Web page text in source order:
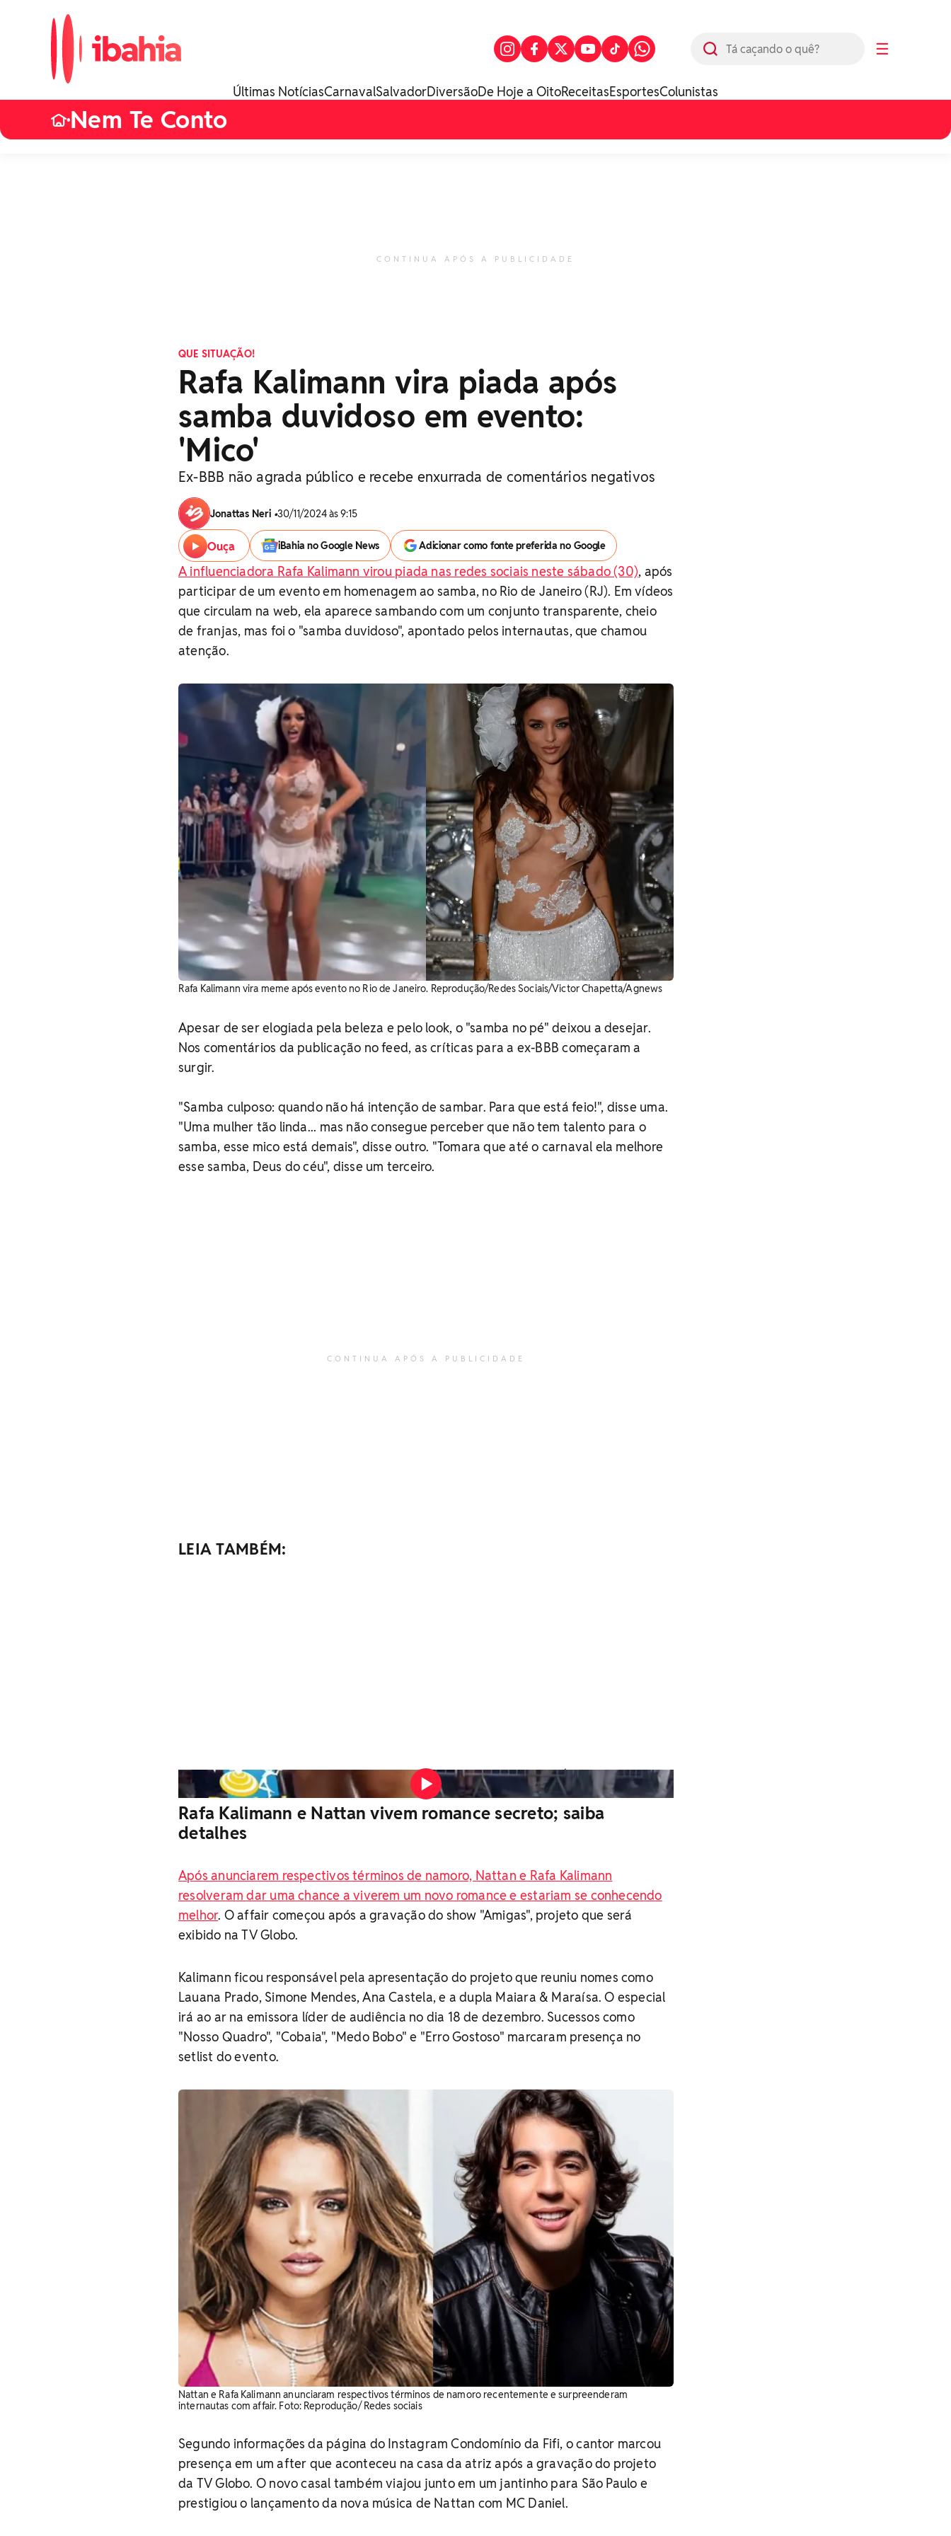
☰
Últimas NotíciasCarnavalSalvadorDiversãoDe Hoje a OitoReceitasEsportesColunistas
•Nem Te Conto
CONTINUA APÓS A PUBLICIDADE
QUE SITUAÇÃO!
Rafa Kalimann vira piada após
samba duvidoso em evento:
'Mico'
Ex-BBB não agrada público e recebe enxurrada de comentários negativos
Jonattas Neri •30/11/2024 às 9:15
Ouça iBahia no Google News Adicionar como fonte preferida no Google
A influenciadora Rafa Kalimann virou piada nas redes sociais neste sábado (30), após
participar de um evento em homenagem ao samba, no Rio de Janeiro (RJ). Em vídeos
que circulam na web, ela aparece sambando com um conjunto transparente, cheio
de franjas, mas foi o "samba duvidoso", apontado pelos internautas, que chamou
atenção.
Rafa Kalimann vira meme após evento no Rio de Janeiro. Reprodução/Redes Sociais/Victor Chapetta/Agnews
Apesar de ser elogiada pela beleza e pelo look, o "samba no pé" deixou a desejar.
Nos comentários da publicação no feed, as críticas para a ex-BBB começaram a
surgir.
"Samba culposo: quando não há intenção de sambar. Para que está feio!", disse uma.
"Uma mulher tão linda... mas não consegue perceber que não tem talento para o
samba, esse mico está demais", disse outro. "Tomara que até o carnaval ela melhore
esse samba, Deus do céu", disse um terceiro.
CONTINUA APÓS A PUBLICIDADE
LEIA TAMBÉM:
Rafa Kalimann vira meme após evento no Rio de Janeiro Reprodução/Redes Sociais
Rafa Kalimann e Nattan vivem romance secreto; saiba
detalhes
Após anunciarem respectivos términos de namoro, Nattan e Rafa Kalimann
resolveram dar uma chance a viverem um novo romance e estariam se conhecendo
melhor. O affair começou após a gravação do show "Amigas", projeto que será
exibido na TV Globo.
Kalimann ficou responsável pela apresentação do projeto que reuniu nomes como
Lauana Prado, Simone Mendes, Ana Castela, e a dupla Maiara & Maraísa. O especial
irá ao ar na emissora líder de audiência no dia 18 de dezembro. Sucessos como
"Nosso Quadro", "Cobaia", "Medo Bobo" e "Erro Gostoso" marcaram presença no
setlist do evento.
Nattan e Rafa Kalimann anunciaram respectivos términos de namoro recentemente e surpreenderam
internautas com affair. Foto: Reprodução/ Redes sociais
Segundo informações da página do Instagram Condomínio da Fifi, o cantor marcou
presença em um after que aconteceu na casa da atriz após a gravação do projeto
da TV Globo. O novo casal também viajou junto em um jantinho para São Paulo e
prestigiou o lançamento da nova música de Nattan com MC Daniel.